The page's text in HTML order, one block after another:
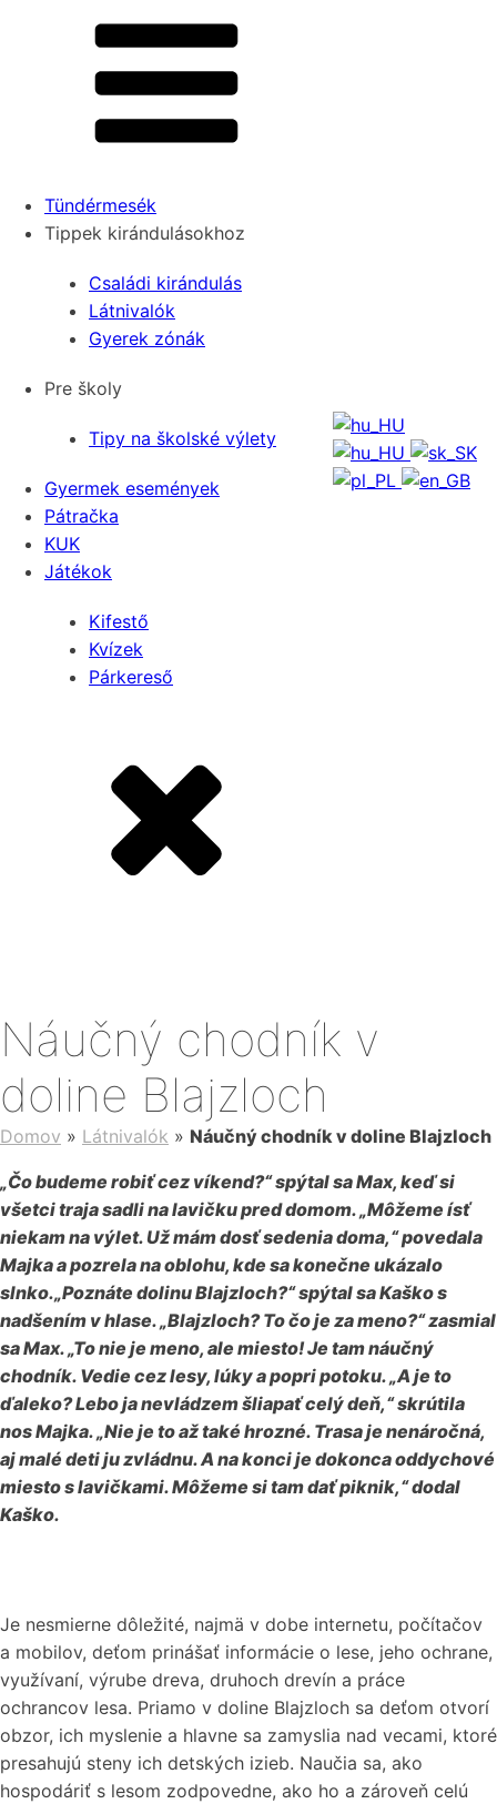
Tündérmesék
Tippek kirándulásokhoz
Családi kirándulás
Látnivalók
Gyerek zónák
Pre školy
Tipy na školské výlety
Gyermek események
Pátračka
KUK
Játékok
Kifestő
Kvízek
Párkereső
Náučný chodník v
doline Blajzloch
Domov » Látnivalók » Náučný chodník v doline Blajzloch
„Čo budeme robiť cez víkend?“ spýtal sa Max, keď si
všetci traja sadli na lavičku pred domom. „Môžeme ísť
niekam na výlet. Už mám dosť sedenia doma,“ povedala
Majka a pozrela na oblohu, kde sa konečne ukázalo
slnko.„Poznáte dolinu Blajzloch?“ spýtal sa Kaško s
nadšením v hlase. „Blajzloch? To čo je za meno?“ zasmial
sa Max. „To nie je meno, ale miesto! Je tam náučný
chodník. Vedie cez lesy, lúky a popri potoku. „A je to
ďaleko? Lebo ja nevládzem šliapať celý deň,“ skrútila
nos Majka. „Nie je to až také hrozné. Trasa je nenáročná,
aj malé deti ju zvládnu. A na konci je dokonca oddychové
miesto s lavičkami. Môžeme si tam dať piknik,“ dodal
Kaško.
Je nesmierne dôležité, najmä v dobe internetu, počítačov
a mobilov, deťom prinášať informácie o lese, jeho ochrane,
využívaní, výrube dreva, druhoch drevín a práce
ochrancov lesa. Priamo v doline Blajzloch sa deťom otvorí
obzor, ich myslenie a hlavne sa zamyslia nad vecami, ktoré
presahujú steny ich detských izieb. Naučia sa, ako
hospodáriť s lesom zodpovedne, ako ho a zároveň celú